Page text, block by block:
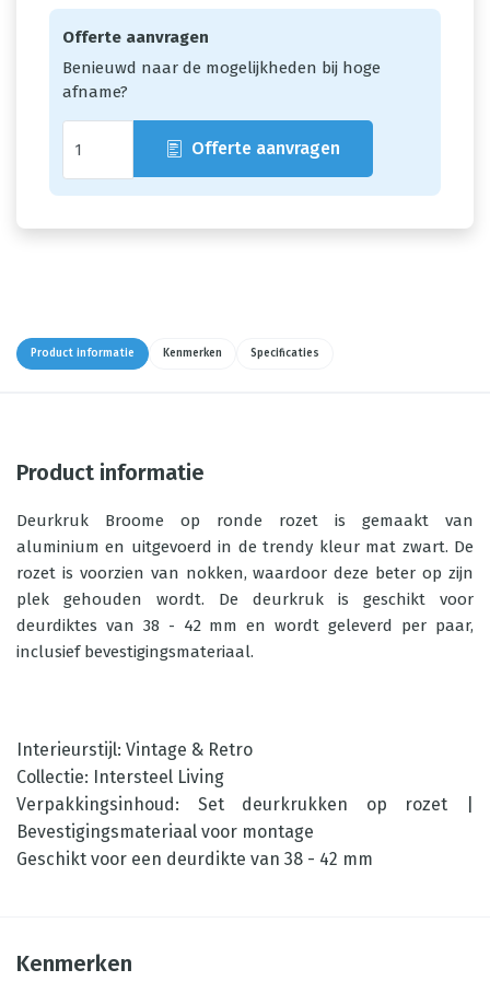
Offerte aanvragen
Benieuwd naar de mogelijkheden bij hoge
afname?
Offerte aanvragen
Product informatie Kenmerken Specificaties
Product informatie
Deurkruk Broome op ronde rozet is gemaakt van
aluminium en uitgevoerd in de trendy kleur mat zwart. De
rozet is voorzien van nokken, waardoor deze beter op zijn
plek gehouden wordt. De deurkruk is geschikt voor
deurdiktes van 38 - 42 mm en wordt geleverd per paar,
inclusief bevestigingsmateriaal.
Interieurstijl: Vintage & Retro
Collectie: Intersteel Living
Verpakkingsinhoud: Set deurkrukken op rozet |
Bevestigingsmateriaal voor montage
Geschikt voor een deurdikte van 38 - 42 mm
Kenmerken